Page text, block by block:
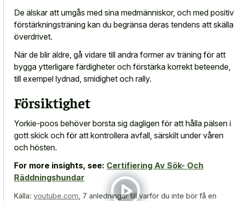
De älskar att umgås med sina medmänniskor, och med positiv
förstärkningsträning kan du begränsa deras tendens att skälla
överdrivet.
När de blir äldre, gå vidare till andra former av träning för att
bygga ytterligare färdigheter och förstärka korrekt beteende,
till exempel lydnad, smidighet och rally.
Försiktighet
Yorkie-poos behöver borsta sig dagligen för att hålla pälsen i
gott skick och för att kontrollera avfall, särskilt under våren
och hösten.
For more insights, see: Certifiering Av Sök- Och
Räddningshundar
Källa: youtube.com 7 anledningar till varför du inte bör få en